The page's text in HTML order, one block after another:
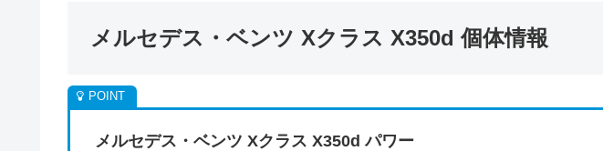
メルセデス・ベンツ Xクラス X350d 個体情報
メルセデス・ベンツ Xクラス X350d パワー